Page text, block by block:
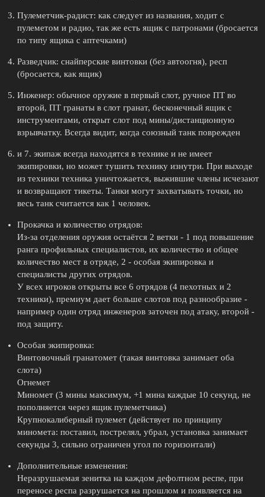
Пулеметчик-радист: как следует из названия, ходит с
пулеметом и радио, так же есть ящик с патронами (бросается
по типу ящика с аптечками)
Разведчик: снайперские винтовки (без автоогня), респ
(бросается, как ящик)
Инженер: обычное оружие в первый слот, ручное ПТ во
второй, ПТ гранаты в слот гранат, бесконечный ящик с
инструментами, открыт слот под мины/дистанционную
взрывчатку. Всегда видит, когда союзный танк поврежден
и 7. экипаж всегда находятся в технике и не имеет
экипировки, но может тушить технику изнутри. При выходе
из техники техника уничтожается, выжившие члены исчезают
и возвращают тикеты. Танки могут захватывать точки, но
весь танк считается как 1 человек.
Прокачка и количество отрядов:
Из-за отделения оружия остаётся 2 ветки - 1 под повышение
ранга профильных специалистов, их количество и общее
количество мест в отряде, 2 - особая экипировка и
специалисты других отрядов.
У всех игроков открыты все 6 отрядов (4 пехотных и 2
техники), премиум дает больше слотов под разнообразие -
например один отряд инженеров заточен под атаку, второй -
под защиту.
Особая экипировка:
Винтовочный гранатомет (такая винтовка занимает оба
слота)
Огнемет
Миномет (3 мины максимум, +1 мина каждые 10 секунд, не
пополняется через ящик пулеметчика)
Крупнокалиберный пулемет (действует по принципу
миномета: поставил, пострелял, убрал, установка занимает
секунды 3, сильно ограничен угол по горизонтали)
Дополнительные изменения:
Неразрушаемая зенитка на каждом дефолтном респе, при
переносе респа разрушается на прошлом и появляется на